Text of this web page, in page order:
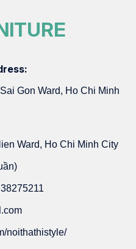
Gon Ward, Ho Chi Minh
Ward, Ho Chi Minh City
noithathistyle/